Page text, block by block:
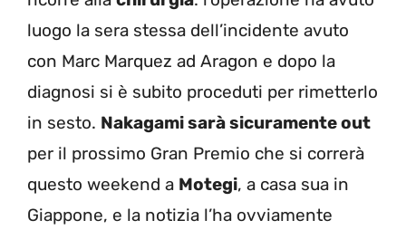
luogo la sera stessa dell’incidente avuto
con Marc Marquez ad Aragon e dopo la
diagnosi si è subito proceduti per rimetterlo
in sesto. Nakagami sarà sicuramente out
per il prossimo Gran Premio che si correrà
questo weekend a Motegi, a casa sua in
Giappone, e la notizia l’ha ovviamente